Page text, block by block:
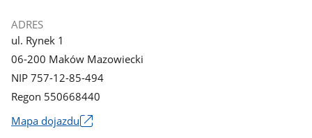
ADRES
ul. Rynek 1
06-200 Maków Mazowiecki
NIP 757-12-85-494
Regon 550668440
Mapa dojazduLink